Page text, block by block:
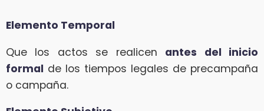
Elemento Temporal
Que los actos se realicen antes del inicio
formal de los tiempos legales de precampaña
o campaña.